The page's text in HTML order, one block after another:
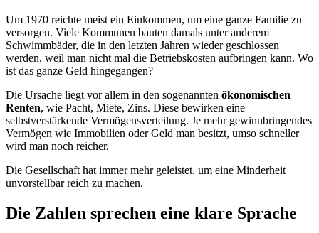
Um 1970 reichte meist ein Einkommen, um eine ganze Familie zu
versorgen. Viele Kommunen bauten damals unter anderem
Schwimmbäder, die in den letzten Jahren wieder geschlossen
werden, weil man nicht mal die Betriebskosten aufbringen kann. Wo
ist das ganze Geld hingegangen?
Die Ursache liegt vor allem in den sogenannten ökonomischen
Renten, wie Pacht, Miete, Zins. Diese bewirken eine
selbstverstärkende Vermögensverteilung. Je mehr gewinnbringendes
Vermögen wie Immobilien oder Geld man besitzt, umso schneller
wird man noch reicher.
Die Gesellschaft hat immer mehr geleistet, um eine Minderheit
unvorstellbar reich zu machen.
Die Zahlen sprechen eine klare Sprache